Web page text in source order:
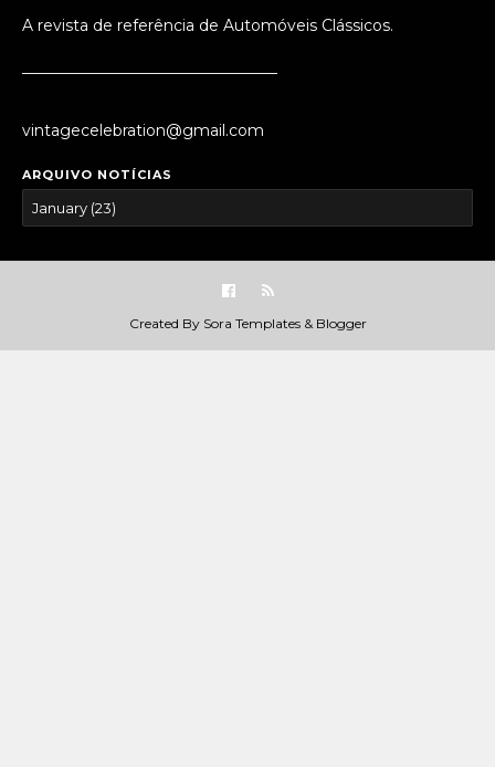
A revista de referência de Automóveis Clássicos.
vintagecelebration@gmail.com
ARQUIVO NOTÍCIAS
Created By Sora Templates& Blogger